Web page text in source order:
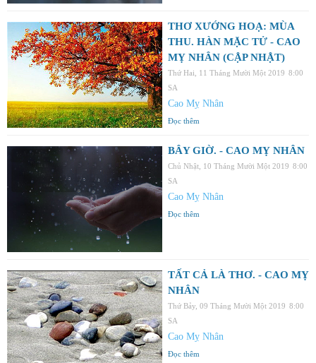
THƠ XƯỚNG HOẠ: MÙA
THU. HÀN MẶC TỬ - CAO
MỴ NHÂN (CẬP NHẬT)
Thứ Hai, 11 Tháng Mười Một 2019 8:00
SA
Cao Mỵ Nhân
Đọc thêm
BÂY GIỜ. - CAO MỴ NHÂN
Chủ Nhật, 10 Tháng Mười Một 2019 8:00
SA
Cao Mỵ Nhân
Đọc thêm
TẤT CẢ LÀ THƠ. - CAO MỴ
NHÂN
Thứ Bảy, 09 Tháng Mười Một 2019 8:00
SA
Cao Mỵ Nhân
Đọc thêm